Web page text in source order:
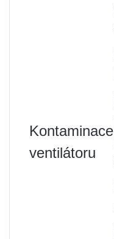
Kontaminace
ventilátoru